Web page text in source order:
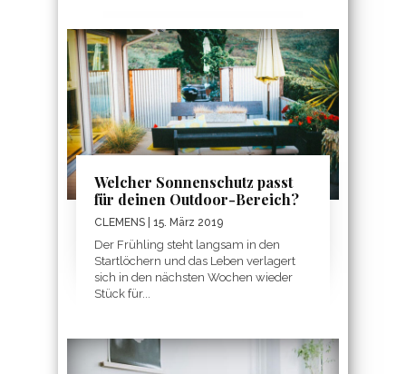
Welcher Sonnenschutz passt
für deinen Outdoor-Bereich?
CLEMENS | 15. März 2019
Der Frühling steht langsam in den
Startlöchern und das Leben verlagert
sich in den nächsten Wochen wieder
Stück für...